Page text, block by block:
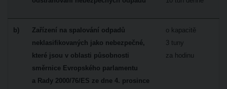
b)
Zařízení na spalování odpadů
neklasifikovaných jako nebezpečné,
které jsou v oblasti působnosti
směrnice Evropského parlamentu
a Rady 2000/76/ES ze dne 4. prosince
o kapacitě
3 tuny
za hodinu